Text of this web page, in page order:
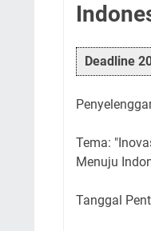
Deadline
Tema:
Menuju
Tanggal